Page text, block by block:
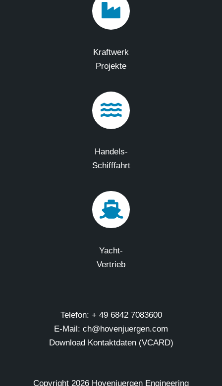
Kraftwerk
Projekte
Handels-
Schifffahrt
Yacht-
Vertrieb
Telefon: + 49 6842 7083600
E-Mail: ch@hovenjuergen.com
Download Kontaktdaten (VCARD)
Copyright 2026 Hovenjuergen Engineering